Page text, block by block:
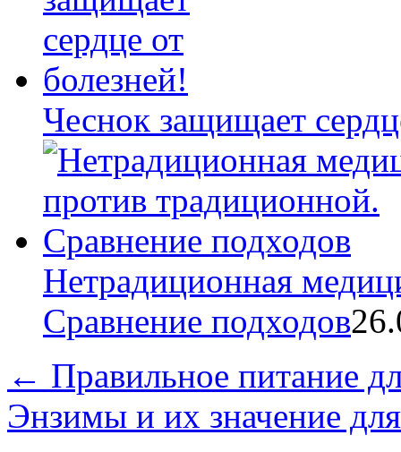
Чеснок защищает
Нетрадиционная
Сравнение подходов
← Правильное питание
Энзимы и их значение